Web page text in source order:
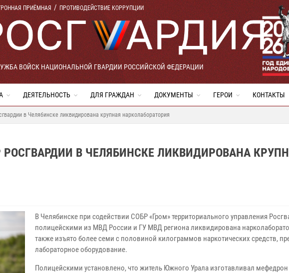
ПРИЁМНАЯ ПРОТИВОДЕЙСТВИЕ КОРРУПЦИИ
ВОЙСК НАЦИОНАЛЬНОЙ ГВАРДИИ РОССИЙСКОЙ ФЕДЕРАЦИИ
ДЕЯТЕЛЬНОСТЬ ДЛЯ ГРАЖДАН ДОКУМЕНТЫ ГЕРОИ КОНТАКТЫ
в Челябинске ликвидирована крупная нарколаборатория
В ЧЕЛЯБИНСКЕ ЛИКВИДИРОВАНА
В Челябинске при содействии СОБР «Гром» территориального управления
полицейскими из МВД России и ГУ МВД региона ликвидирована
также изъято более семи с половиной килограммов наркотических средств,
лабораторное оборудование.
Полицейскими установлено, что житель Южного Урала изготавливал